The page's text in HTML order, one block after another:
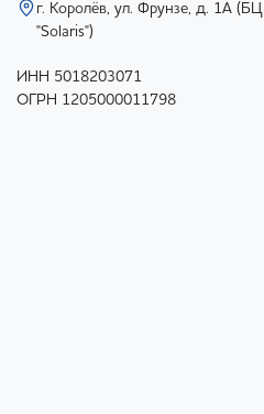
г. Королёв, ул. Фрунзе, д. 1А (БЦ
"Solaris")
ИНН 5018203071
ОГРН 1205000011798